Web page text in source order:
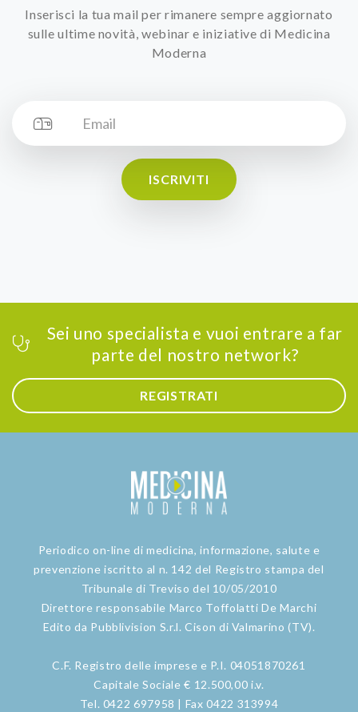
Inserisci la tua mail per rimanere sempre aggiornato
sulle ultime novità, webinar e iniziative di Medicina
Moderna
ISCRIVITI
Sei uno specialista e vuoi entrare a far
parte del nostro network?
REGISTRATI
Periodico on-line di medicina, informazione, salute e
prevenzione iscritto al n. 142 del Registro stampa del
Tribunale di Treviso del 10/05/2010
Direttore responsabile Marco Toffolatti De Marchi
Edito da Pubblivision S.r.l. Cison di Valmarino (TV).
C.F. Registro delle imprese e P.I. 04051870261
Capitale Sociale € 12.500,00 i.v.
Tel. 0422 697958 | Fax 0422 313994